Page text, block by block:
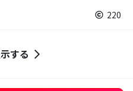
220
する